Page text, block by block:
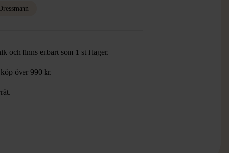
Dressmann
och finns enbart som 1 st i lager.
över 990 kr.